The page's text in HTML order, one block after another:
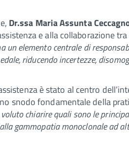
Dr.ssa Maria Assunta
e alla collaborazione
un elemento centrale di
riducendo incertezze,
è stato al centro
snodo fondamentale della
chiarire quali sono le
gammopatia monoclonale ad